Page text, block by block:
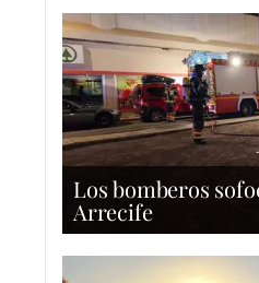
Los bomberos
Arrecife